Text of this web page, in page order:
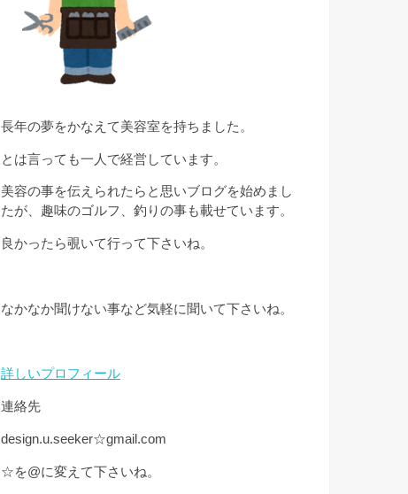
長年の夢をかなえて美容室を持ちました。
とは言っても一人で経営しています。
美容の事を伝えられたらと思いブログを始めまし
たが、趣味のゴルフ、釣りの事も載せています。
良かったら覗いて行って下さいね。
なかなか聞けない事など気軽に聞いて下さいね。
詳しいプロフィール
連絡先
design.u.seeker☆gmail.com
☆を@に変えて下さいね。